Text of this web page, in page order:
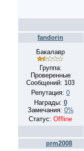
fandorin
Бакалавр
Группа:
Проверенные
Сообщений: 103
Репутация: 0
Награды: 0
Замечания: 0%
Статус: Offline
prm2008